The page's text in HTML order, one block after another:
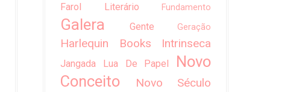
Farol Literário
Fundamento
Galera Gente Geração
Harlequin Books Intrinseca
Jangada Lua De Papel
Novo
Conceito
Novo Século